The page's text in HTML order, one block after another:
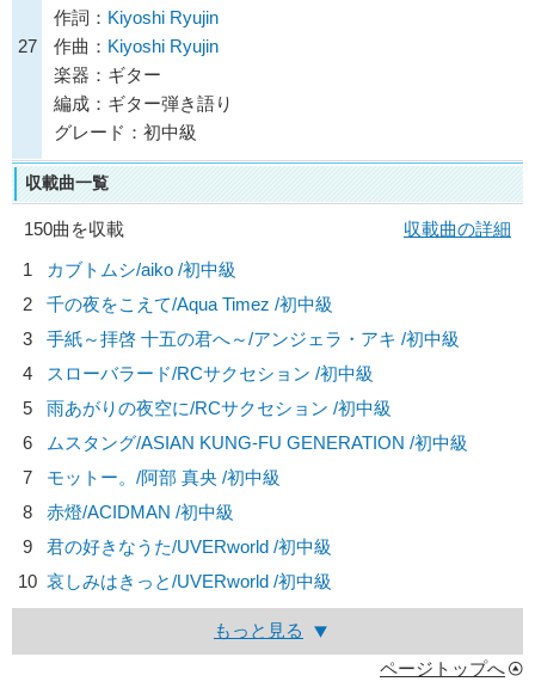
27
作詞： Kiyoshi Ryujin
作曲： Kiyoshi Ryujin
楽器：ギター
編成：ギター弾き語り
グレード：初中級
収載曲一覧
150曲を収載
収載曲の詳細
1
カブトムシ/aiko /初中級
2
千の夜をこえて/Aqua Timez /初中級
3
手紙～拝啓 十五の君へ～/アンジェラ・アキ /初中級
4
スローバラード/RCサクセション /初中級
5
雨あがりの夜空に/RCサクセション /初中級
6
ムスタング/ASIAN KUNG-FU GENERATION /初中級
7
モットー。/阿部 真央 /初中級
8
赤燈/ACIDMAN /初中級
9
君の好きなうた/UVERworld /初中級
10 哀しみはきっと/UVERworld /初中級
もっと見る
ページトップへ